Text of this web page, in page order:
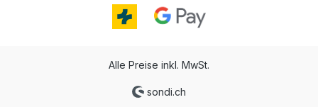
Alle Preise inkl. MwSt.
sondi.ch